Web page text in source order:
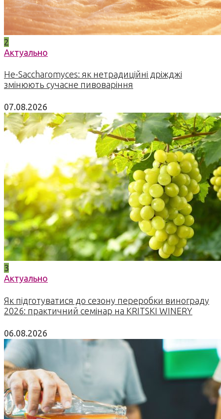
2
Актуально
Не-Saccharomyces: як нетрадиційні дріжджі
змінюють сучасне пивоваріння
07.08.2026
3
Актуально
Як підготуватися до сезону переробки винограду
2026: практичний семінар на KRITSKI WINERY
06.08.2026